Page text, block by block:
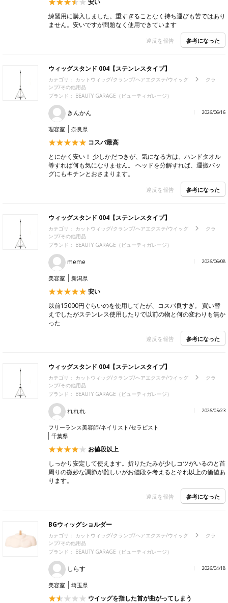
練習用に購入しました。重すぎることなく持ち運びも苦ではあり
ません。安いですが問題なく使用できています
違反を報告 参考になった
ウィッグスタンド 004【ステンレスタイプ】
カテゴリ： カットウィッグ/クランプ/ヘアエクステ/ウイッグ
クラ
ンプ/その他用品
ブランド： BEAUTY GARAGE（ビューティガレージ）
きんかん 2026/06/16
理容室 奈良県
コスパ最高
とにかく安い！ 少しかだつきが、気になる方は、ハンドタオル
等すれば何も気になりません。 ヘッドを分解すれば、運搬バッ
グにもキチンとおさまります。
違反を報告 参考になった
ウィッグスタンド 004【ステンレスタイプ】
カテゴリ： カットウィッグ/クランプ/ヘアエクステ/ウイッグ
クラ
ンプ/その他用品
ブランド： BEAUTY GARAGE（ビューティガレージ）
meme 2026/06/08
美容室 新潟県
安い
以前15000円ぐらいのを使用してたが、コスパ良すぎ。 買い替
えでしたがステンレス使用したりで以前の物と何の変わりも無か
った
違反を報告 参考になった
ウィッグスタンド 004【ステンレスタイプ】
カテゴリ： カットウィッグ/クランプ/ヘアエクステ/ウイッグ
クラ
ンプ/その他用品
ブランド： BEAUTY GARAGE（ビューティガレージ）
れれれ 2026/05/23
フリーランス美容師/ネイリスト/セラピスト
千葉県
お値段以上
しっかり安定して使えます。折りたたみが少しコツがいるのと首
周りの微妙な調節が難しいがお値段を考えるとそれ以上の価値あ
ります。
違反を報告 参考になった
BGウィッグショルダー
カテゴリ： カットウィッグ/クランプ/ヘアエクステ/ウイッグ
クラ
ンプ/その他用品
ブランド： BEAUTY GARAGE（ビューティガレージ）
しらす 2026/04/18
美容室 埼玉県
ウイッグを指した首が曲がってしまう